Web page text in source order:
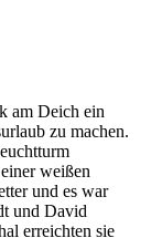
am Deich ein
zu machen.
weißen
und es war
und David
erreichten sie